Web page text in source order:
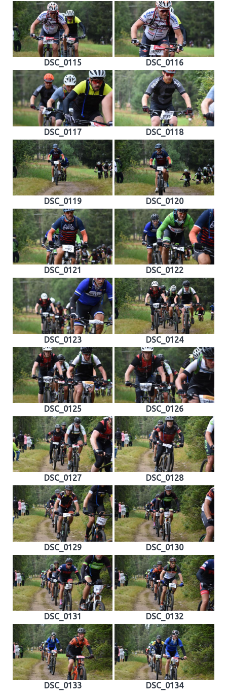
DSC_0115 DSC_0116
DSC_0117 DSC_0118
DSC_0119 DSC_0120
DSC_0121 DSC_0122
DSC_0123 DSC_0124
DSC_0125 DSC_0126
DSC_0127 DSC_0128
DSC_0129 DSC_0130
DSC_0131 DSC_0132
DSC_0133 DSC_0134